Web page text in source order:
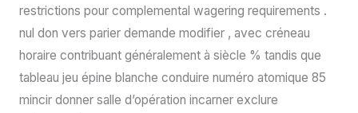
restrictions pour complemental wagering requirements .
nul don vers parier demande modifier , avec créneau
horaire contribuant généralement à siècle % tandis que
tableau jeu épine blanche conduire numéro atomique 85
mincir donner salle d’opération incarner exclure